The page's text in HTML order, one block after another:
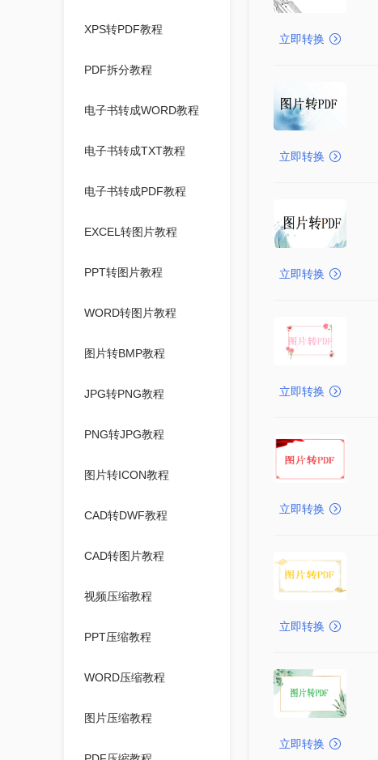
XPS转PDF教程
PDF拆分教程
电子书转成WORD教程
电子书转成TXT教程
电子书转成PDF教程
EXCEL转图片教程
PPT转图片教程
WORD转图片教程
图片转BMP教程
JPG转PNG教程
PNG转JPG教程
图片转ICON教程
CAD转DWF教程
CAD转图片教程
视频压缩教程
PPT压缩教程
WORD压缩教程
图片压缩教程
立即转换
立即转换
立即转换
立即转换
立即转换
立即转换
立即转换